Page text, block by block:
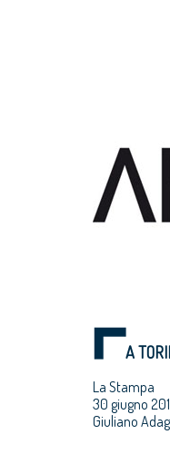
A
La Stampa
30 giugno
Giuliano